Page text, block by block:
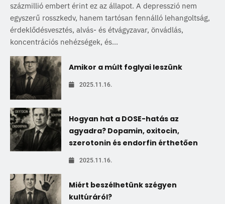
százmillió embert érint ez az állapot. A depresszió nem
egyszerű rosszkedv, hanem tartósan fennálló lehangoltság,
érdeklődésvesztés, alvás- és étvágyzavar, önvádlás,
koncentrációs nehézségek, és...
Amikor a múlt foglyai leszünk
2025.11.16.
Hogyan hat a DOSE-hatás az
agyadra? Dopamin, oxitocin,
szerotonin és endorfin érthetően
2025.11.16.
Miért beszélhetünk szégyen
kultúráról?